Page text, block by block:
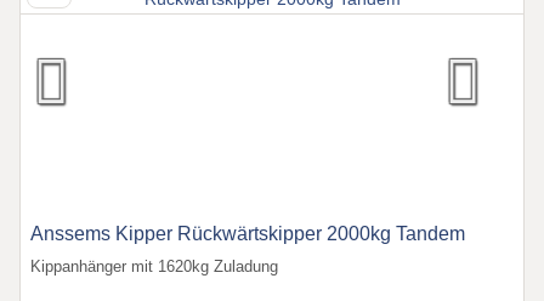
Anssems Kipper Rückwärtskipper 2000kg Tandem
Kippanhänger mit 1620kg Zuladung